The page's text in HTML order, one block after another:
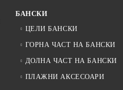
БАНСКИ
ЦЕЛИ БАНСКИ
ГОРНА ЧАСТ НА БАНСКИ
ДОЛНА ЧАСТ НА БАНСКИ
ПЛАЖНИ АКСЕСОАРИ